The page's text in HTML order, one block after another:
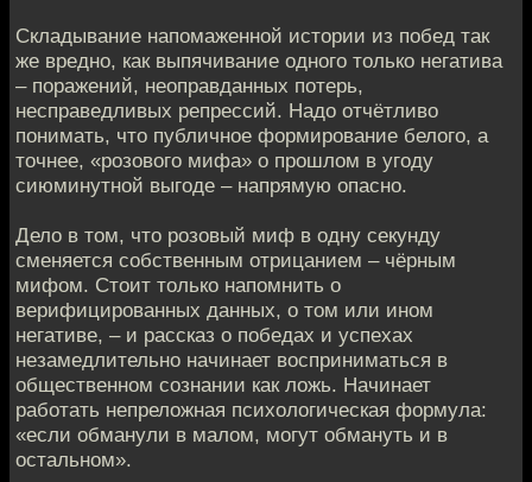
Складывание напомаженной истории из побед так
же вредно, как выпячивание одного только негатива
– поражений, неоправданных потерь,
несправедливых репрессий. Надо отчётливо
понимать, что публичное формирование белого, а
точнее, «розового мифа» о прошлом в угоду
сиюминутной выгоде – напрямую опасно.
Дело в том, что розовый миф в одну секунду
сменяется собственным отрицанием – чёрным
мифом. Стоит только напомнить о
верифицированных данных, о том или ином
негативе, – и рассказ о победах и успехах
незамедлительно начинает восприниматься в
общественном сознании как ложь. Начинает
работать непреложная психологическая формула:
«если обманули в малом, могут обмануть и в
остальном».